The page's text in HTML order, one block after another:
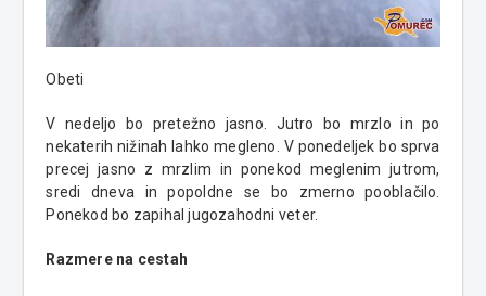
Obeti
V nedeljo bo pretežno jasno. Jutro bo mrzlo in po
nekaterih nižinah lahko megleno. V ponedeljek bo sprva
precej jasno z mrzlim in ponekod meglenim jutrom,
sredi dneva in popoldne se bo zmerno pooblačilo.
Ponekod bo zapihal jugozahodni veter.
Razmere na cestah